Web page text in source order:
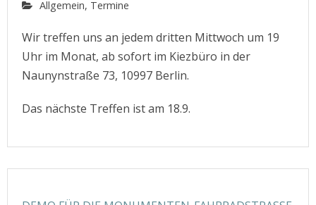
Allgemein, Termine
Wir treffen uns an jedem dritten Mittwoch um 19
Uhr im Monat, ab sofort im Kiezbüro in der
Naunynstraße 73, 10997 Berlin.
Das nächste Treffen ist am 18.9.